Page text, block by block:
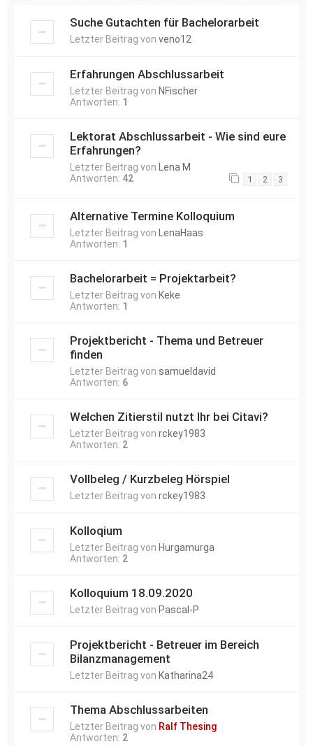
Suche Gutachten für Bachelorarbeit
Letzter Beitrag von veno12
Erfahrungen Abschlussarbeit
Letzter Beitrag von NFischer
Antworten: 1
Lektorat Abschlussarbeit - Wie sind eure
Erfahrungen?
Letzter Beitrag von
Lena M
Antworten: 42 1 2 3
Alternative Termine Kolloquium
Letzter Beitrag von
LenaHaas
Antworten: 1
Bachelorarbeit = Projektarbeit?
Letzter Beitrag von Keke
Antworten: 1
Projektbericht - Thema und Betreuer
finden
Letzter Beitrag von samueldavid
Antworten: 6
Welchen Zitierstil nutzt Ihr bei Citavi?
Letzter Beitrag von rckey1983
Antworten: 2
Vollbeleg / Kurzbeleg Hörspiel
Letzter Beitrag von rckey1983
Kolloqium
Letzter Beitrag von Hurgamurga
Antworten: 2
Kolloquium 18.09.2020
Letzter Beitrag von Pascal-P
Projektbericht - Betreuer im Bereich
Bilanzmanagement
Letzter Beitrag von Katharina24
Thema Abschlussarbeiten
Letzter Beitrag von Ralf Thesing
Antworten: 2